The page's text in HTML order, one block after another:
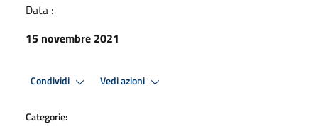
Data :
15 novembre 2021
Condividi Vedi azioni
Categorie: